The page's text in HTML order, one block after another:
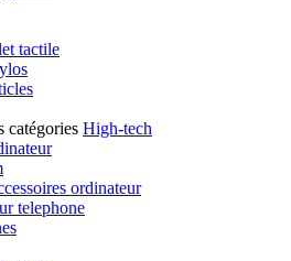
tactile
catégories High-tech
ordinateur
telephone